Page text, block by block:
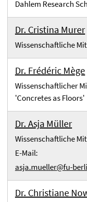
Dahlem Research
Dr. Cristina Murer
Wissenschaftliche
Dr. Frédéric Mège
Wissenschaftlicher
'Concretes as Floors'
Dr. Asja Müller
Wissenschaftliche
E-Mail:
asja.mueller@fu-
Dr. Christiane